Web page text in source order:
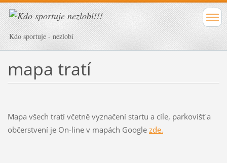
Kdo sportuje - nezlobí
mapa tratí
Mapa všech tratí včetně vyznačení startu a cíle, parkovišť a
občerstvení je On-line v mapách Google zde.